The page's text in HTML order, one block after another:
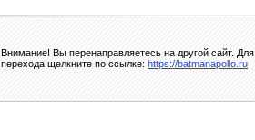
Внимание! Вы перенаправляетесь на другой сайт. Для
перехода щелкните по ссылке: https://batmanapollo.ru